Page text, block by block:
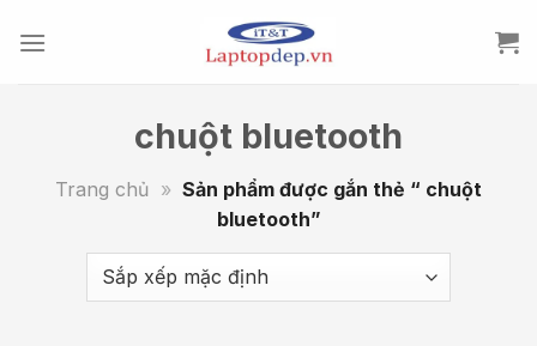
chuột bluetooth
Trang chủ » Sản phẩm được gắn thẻ “ chuột
bluetooth”